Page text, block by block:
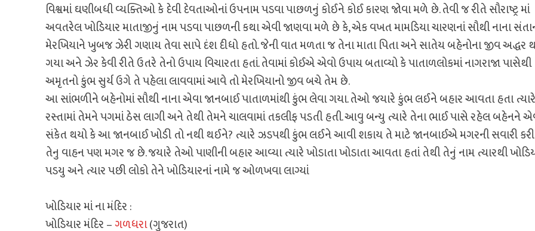
વિશ્વમાં ઘણીબધી વ્યક્તિઓ કે દેવી દેવતાઓનાં ઉપનામ પડવા પાછળનું કોઈને કોઈ કારણ જોવા મળે છે. તેવી જ રીતે સૌરાષ્ટ્ર માં
અવતરેલ ખોડિયાર માતાજીનું નામ પડવા પાછળની કથા એવી જાણવા મળે છે કે, એક વખત મામડિયા ચારણનાં સૌથી નાના
મેરખિયાને ખુબજ ઝેરી ગણાય તેવા સાપે દંશ દીધો હતો. જેની વાત મળતા જ તેના માતા પિતા અને સાતેય બહેનોના જીવ અદ્ધર
ગયા અને ઝેર કેવી રીતે ઉતરે તેનો ઉપાય વિચારતા હતાં. તેવામાં કોઈએ એવો ઉપાય બતાવ્યો કે પાતાળલોકમાં નાગરાજા પાસેથી
અમૃતનો કુંભ સુર્ય ઉગે તે પહેલા લાવવામાં આવે તો મેરખિયાનો જીવ બચે તેમ છે.
આ સાંભળીને બહેનોમાં સૌથી નાના એવા જાનબાઈ પાતાળમાંથી કુંભ લેવા ગયા. તેઓ જયારે કુંભ લઈને બહાર આવતા હતા ત્યારે
રસ્તામાં તેમને પગમાં ઠેસ લાગી અને તેથી તેમને ચાલવામાં તકલીફ પડતી હતી. આવુ બન્યુ ત્યારે તેના ભાઈ પાસે રહેલ બહેનને
સંકેત થયો કે આ જાનબાઈ ખોડી તો નથી થઈને? ત્યારે ઝડપથી કુંભ લઈને આવી શકાય તે માટે જાનબાઈએ મગરની સવારી
તેનુ વાહન પણ મગર જ છે. જયારે તેઓ પાણીની બહાર આવ્યા ત્યારે ખોડાતા ખોડાતા આવતા હતાં તેથી તેનું નામ ત્યારથી
પડયુ અને ત્યાર પછી લોકો તેને ખોડિયારનાં નામે જ ઓળખવા લાગ્યાં
ખોડિયાર માં ના મંદિર :
ખોડિયાર મંદિર –ગળધરા(ગુજરાત)